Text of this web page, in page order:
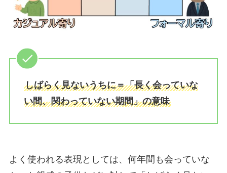
しばらく見ないうちに＝「長く会っていな
い間、関わっていない期間」の意味
よく使われる表現としては、何年間も会っていな